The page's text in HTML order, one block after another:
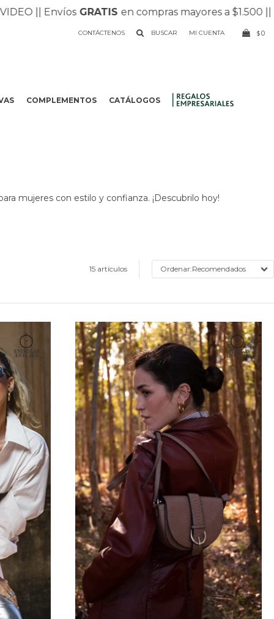
|| EnvíosGRATISen compras mayores a $1.500 ||
COMPLEMENTOS CATÁLOGOS
CONTÁCTENOS $0
mujeres con estilo y confianza. ¡Descubrilo hoy!
15 artículos Recomendados